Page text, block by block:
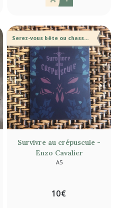
Serez-vous bête ou chasseur ?
Survivre au crépuscule -
Enzo Cavalier
A5
10€